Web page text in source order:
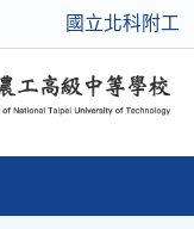
國立北科附工